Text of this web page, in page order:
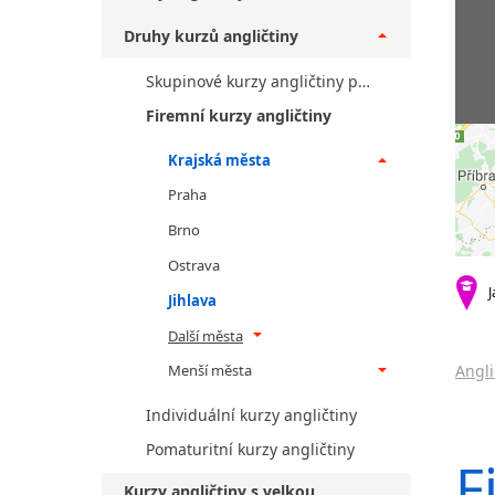
Druhy kurzů angličtiny
Skupinové kurzy angličtiny pro veřejnost
Firemní kurzy angličtiny
Krajská města
Praha
Brno
Ostrava
Jihlava
Další města
Menší města
Individuální kurzy angličtiny
Pomaturitní kurzy angličtiny